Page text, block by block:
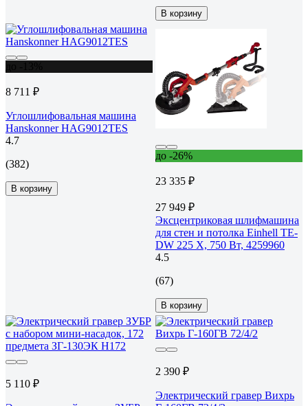
В корзину
8 711 ₽
Углошлифовальная машина
Hanskonner HAG9012TES
4.7
(382)
В корзину
до -26%
23 335 ₽
27 949 ₽
Эксцентриковая шлифмашина
для стен и потолка Einhell TE-
DW 225 X, 750 Вт, 4259960
4.5
(67)
В корзину
5 110 ₽
2 390 ₽
Электрический гравер Вихрь